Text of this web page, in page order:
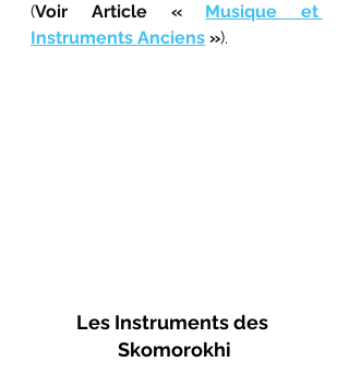
(Voir Article «
Musique et
Instruments Anciens »).
Les Instruments des
Skomorokhi